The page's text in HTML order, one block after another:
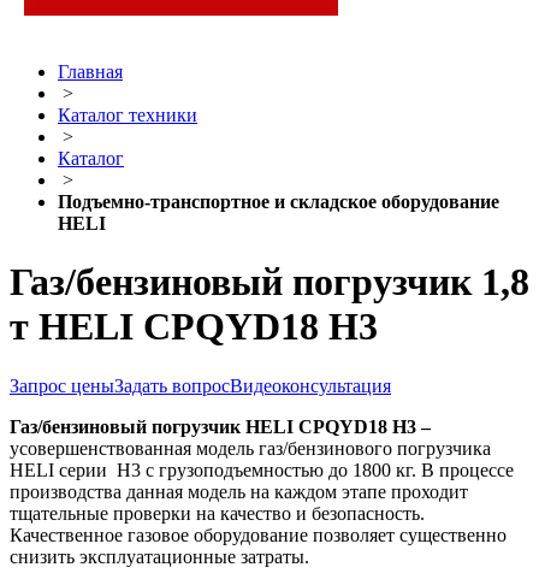
Главная
>
Каталог техники
>
Каталог
>
Подъемно-транспортное и складское оборудование
HELI
Газ/бензиновый погрузчик 1,8
т HELI CPQYD18 H3
Запрос ценыЗадать вопросВидеоконсультация
Газ/бензиновый погрузчик HELI CPQYD18 H3 –
усовершенствованная модель газ/бензинового погрузчика
HELI серии H3 с грузоподъемностью до 1800 кг. В процессе
производства данная модель на каждом этапе проходит
тщательные проверки на качество и безопасность.
Качественное газовое оборудование позволяет существенно
снизить эксплуатационные затраты.